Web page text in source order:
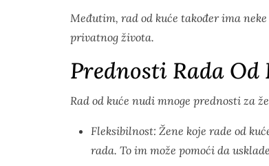
Međutim, rad od kuće također ima
privatnog života.
Prednosti Rada Od
Rad od kuće nudi mnoge prednosti za
Fleksibilnost: Žene koje rade od
rada. To im može pomoći da